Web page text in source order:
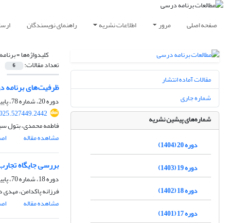
صفحه اصلی مرور اطلاعات نشریه راهنمای نویسندگان
کلیدواژه‌ها =
تعداد مقالات: 6
ظرفیت‌های برنامه‌
دوره 20، شماره 78، پاییز 1404، صفحه
فاطمه محمدی، بتول
مشاهده مقاله
بررسی جایگاه
دوره 18، شماره 70، پاییز 1402، صفحه
فرزانه پاکدامن،
مشاهده مقاله
مقالات آماده انتشار
شماره جاری
شماره‌های پیشین نشریه
دوره 20 (1404)
دوره 19 (1403)
دوره 18 (1402)
دوره 17 (1401)